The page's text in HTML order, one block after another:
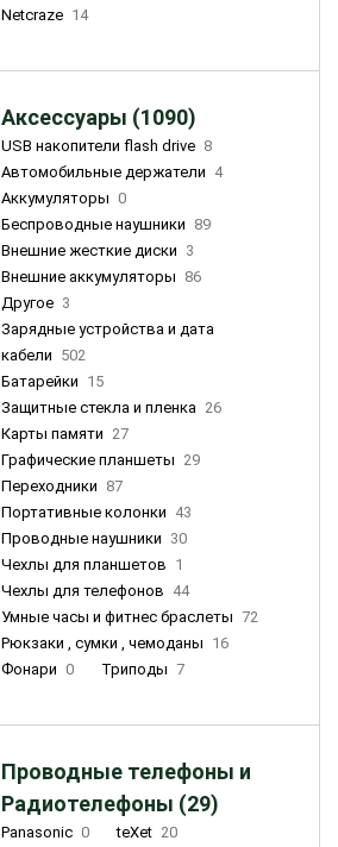
Netcraze 14
Аксессуары (1090)
USB накопители flash drive 8
Автомобильные держатели 4
Аккумуляторы 0
Беспроводные наушники 89
Внешние жесткие диски 3
Внешние аккумуляторы 86
Другое 3
Зарядные устройства и дата
кабели 502
Батарейки 15
Защитные стекла и пленка 26
Карты памяти 27
Графические планшеты 29
Переходники 87
Портативные колонки 43
Проводные наушники 30
Чехлы для планшетов 1
Чехлы для телефонов 44
Умные часы и фитнес браслеты 72
Рюкзаки , сумки , чемоданы 16
Фонари 0 Триподы 7
Проводные телефоны и
Радиотелефоны (29)
Panasonic 0 teXet 20